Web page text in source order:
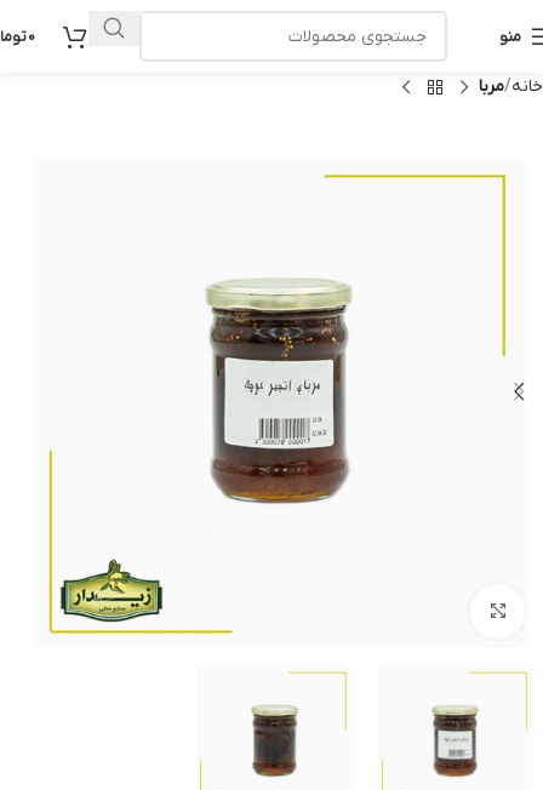
منو 0
خانه مربا